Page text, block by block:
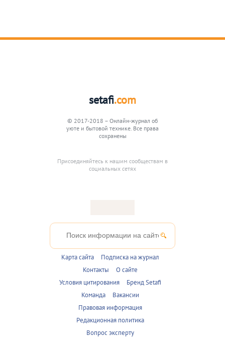
setafi.com
© 2017-2018 – Онлайн-журнал об
уюте и бытовой технике. Все права
сохранены
Присоединяйтесь к нашим сообществам в
социальных сетях
Карта сайта
Подписка на журнал
Контакты
О сайте
Условия цитирования
Бренд Setafi
Команда
Вакансии
Правовая информация
Редакционная политика
Вопрос эксперту